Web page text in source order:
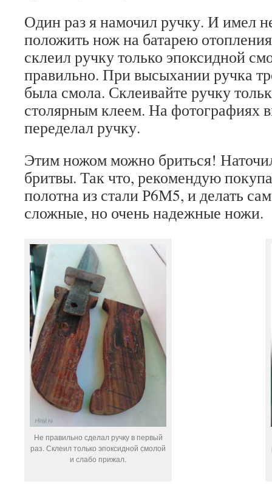
Один раз я намочил ручку. И имел
положить нож на батарею
склеил ручку только эпоксидной
правильно. При высыхании ручка
была смола. Склеивайте ручку
столярным клеем. На фотографиях
переделал ручку.
Этим ножом можно бриться!
бритвы. Так что, рекомендую
полотна из стали Р6М5, и делать
сложные, но очень надежные ножи.
Не правильно сделал ручку в первый
раз. Склеил только эпоксидной смолой
и слабо прижал.